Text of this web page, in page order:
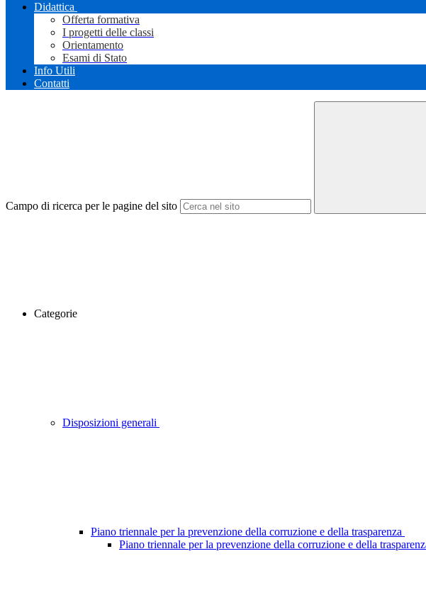
Didattica
Offerta formativa
I progetti delle classi
Orientamento
Esami di Stato
Info Utili
Contatti
Campo di ricerca per le pagine del sito
Categorie
Disposizioni generali
Piano triennale per la prevenzione della corruzione e della trasparenza
Piano triennale per la prevenzione della corruzione e della